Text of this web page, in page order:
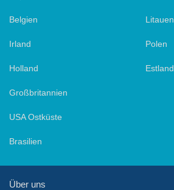
Belgien
Irland
Holland
Großbritannien
USA Ostküste
Brasilien
Litauen
Polen
Estland
Über uns